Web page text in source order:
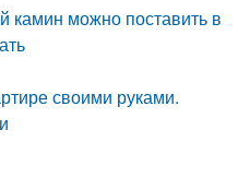
камин можно поставить в
своими руками.